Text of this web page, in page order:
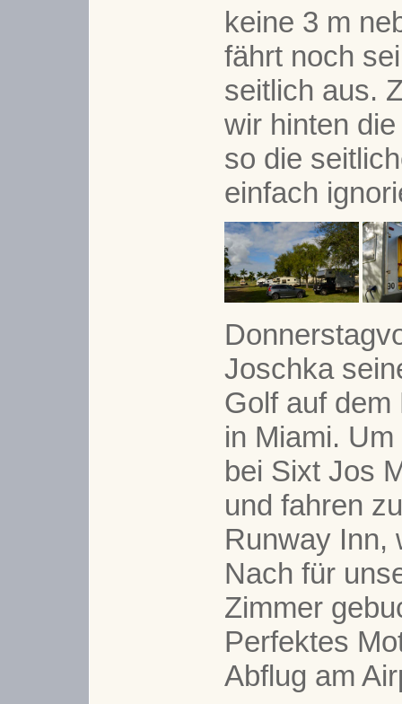
keine 3 m
fährt noch
seitlich aus.
wir hinten
so die
einfach
Joschka
Golf auf
in Miami.
bei Sixt Jos
und fahren
Runway Inn,
Nach für
Zimmer
Perfektes
Abflug am